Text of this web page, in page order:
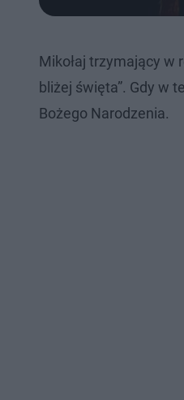
Mikołaj trzymający w
bliżej święta”. Gdy w
Bożego Narodzenia.